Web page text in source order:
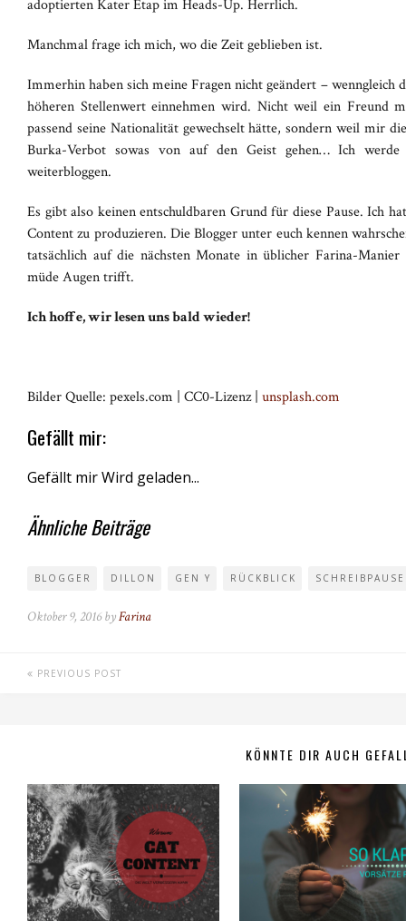
adoptierten Kater Etap im Heads-Up. Herrlich.
Manchmal frage ich mich, wo die Zeit geblieben ist.
Immerhin haben sich meine Fragen nicht geändert –
höheren Stellenwert einnehmen wird. Nicht weil ein Freund
passend seine Nationalität gewechselt hätte, sondern weil mir
Burka-Verbot sowas von auf den Geist gehen… Ich
weiterbloggen.
Es gibt also keinen entschuldbaren Grund für diese Pause. Ich
Content zu produzieren. Die Blogger unter euch kennen
tatsächlich auf die nächsten Monate in üblicher Farina-
müde Augen trifft.
Ich hoffe, wir lesen uns bald wieder!
Bilder Quelle: pexels.com | CC0-Lizenz | unsplash.com
Gefällt mir:
Gefällt mirWird geladen...
Ähnliche Beiträge
BLOGGER DILLON GEN Y RÜCKBLICK SCHREIBPAUSE
Oktober 9, 2016 byFarina
PREVIOUS POST
KÖNNTE DIR AUCH